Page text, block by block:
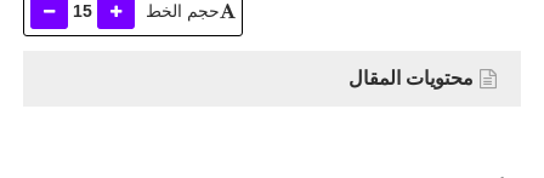
حجم الخط 15
محتويات المقال